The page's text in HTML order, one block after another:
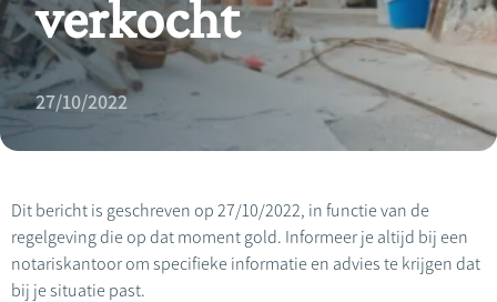
verkocht
27/10/2022
Dit bericht is geschreven op 27/10/2022, in functie van de
regelgeving die op dat moment gold. Informeer je altijd bij een
notariskantoor om specifieke informatie en advies te krijgen dat
bij je situatie past.